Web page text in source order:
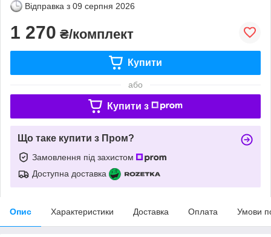
Відправка з 09 серпня 2026
1 270 ₴/комплект
Купити
або
Купити з
Що таке купити з Пром?
Замовлення під захистом
Доступна доставка
Опис Характеристики Доставка Оплата Умови